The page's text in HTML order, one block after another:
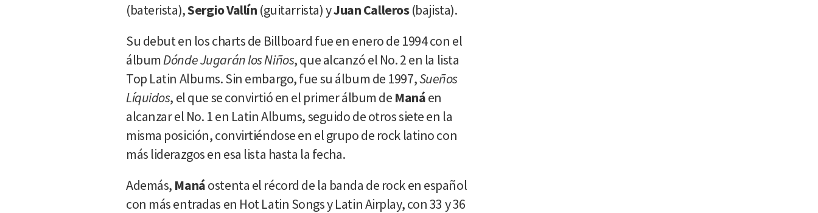
(baterista),Sergio Vallín (guitarrista) yJuan Calleros(bajista).
Su debut en los charts de Billboard fue en enero de 1994 con el
álbumDónde Jugarán los Niños, que alcanzó el No. 2 en la lista
Top Latin Albums. Sin embargo, fue su álbum de 1997,Sueños
Líquidos, el que se convirtió en el primer álbum de Manáen
alcanzar el No. 1 en Latin Albums, seguido de otros siete en la
misma posición, convirtiéndose en el grupo de rock latino con
más liderazgos en esa lista hasta la fecha.
Además, Manáostenta el récord de la banda de rock en español
con más entradas en Hot Latin Songs y Latin Airplay, con 33 y 36